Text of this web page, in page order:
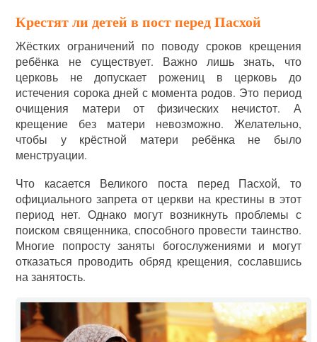
Крестят ли детей в пост перед Пасхой
Жёстких ограничений по поводу сроков крещения
ребёнка не существует. Важно лишь знать, что
церковь не допускает рожениц в церковь до
истечения сорока дней с момента родов. Это период
очищения матери от физических нечистот. А
крещение без матери невозможно. Желательно,
чтобы у крёстной матери ребёнка не было
менструации.
Что касается Великого поста перед Пасхой, то
официального запрета от церкви на крестины в этот
период нет. Однако могут возникнуть проблемы с
поиском священника, способного провести таинство.
Многие попросту заняты богослужениями и могут
отказаться проводить обряд крещения, сославшись
на занятость.